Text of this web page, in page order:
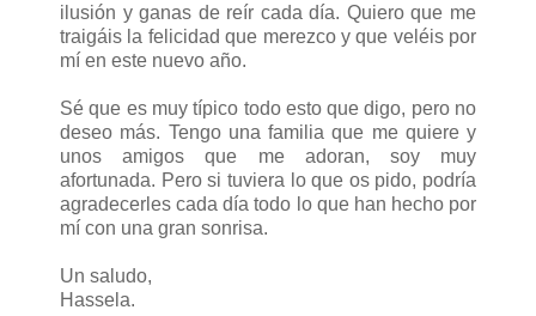
ilusión y ganas de reír cada día. Quiero que me
traigáis la felicidad que merezco y que veléis por
mí en este nuevo año.
Sé que es muy típico todo esto que digo, pero no
deseo más. Tengo una familia que me quiere y
unos amigos que me adoran, soy muy
afortunada. Pero si tuviera lo que os pido, podría
agradecerles cada día todo lo que han hecho por
mí con una gran sonrisa.
Un saludo,
Hassela.